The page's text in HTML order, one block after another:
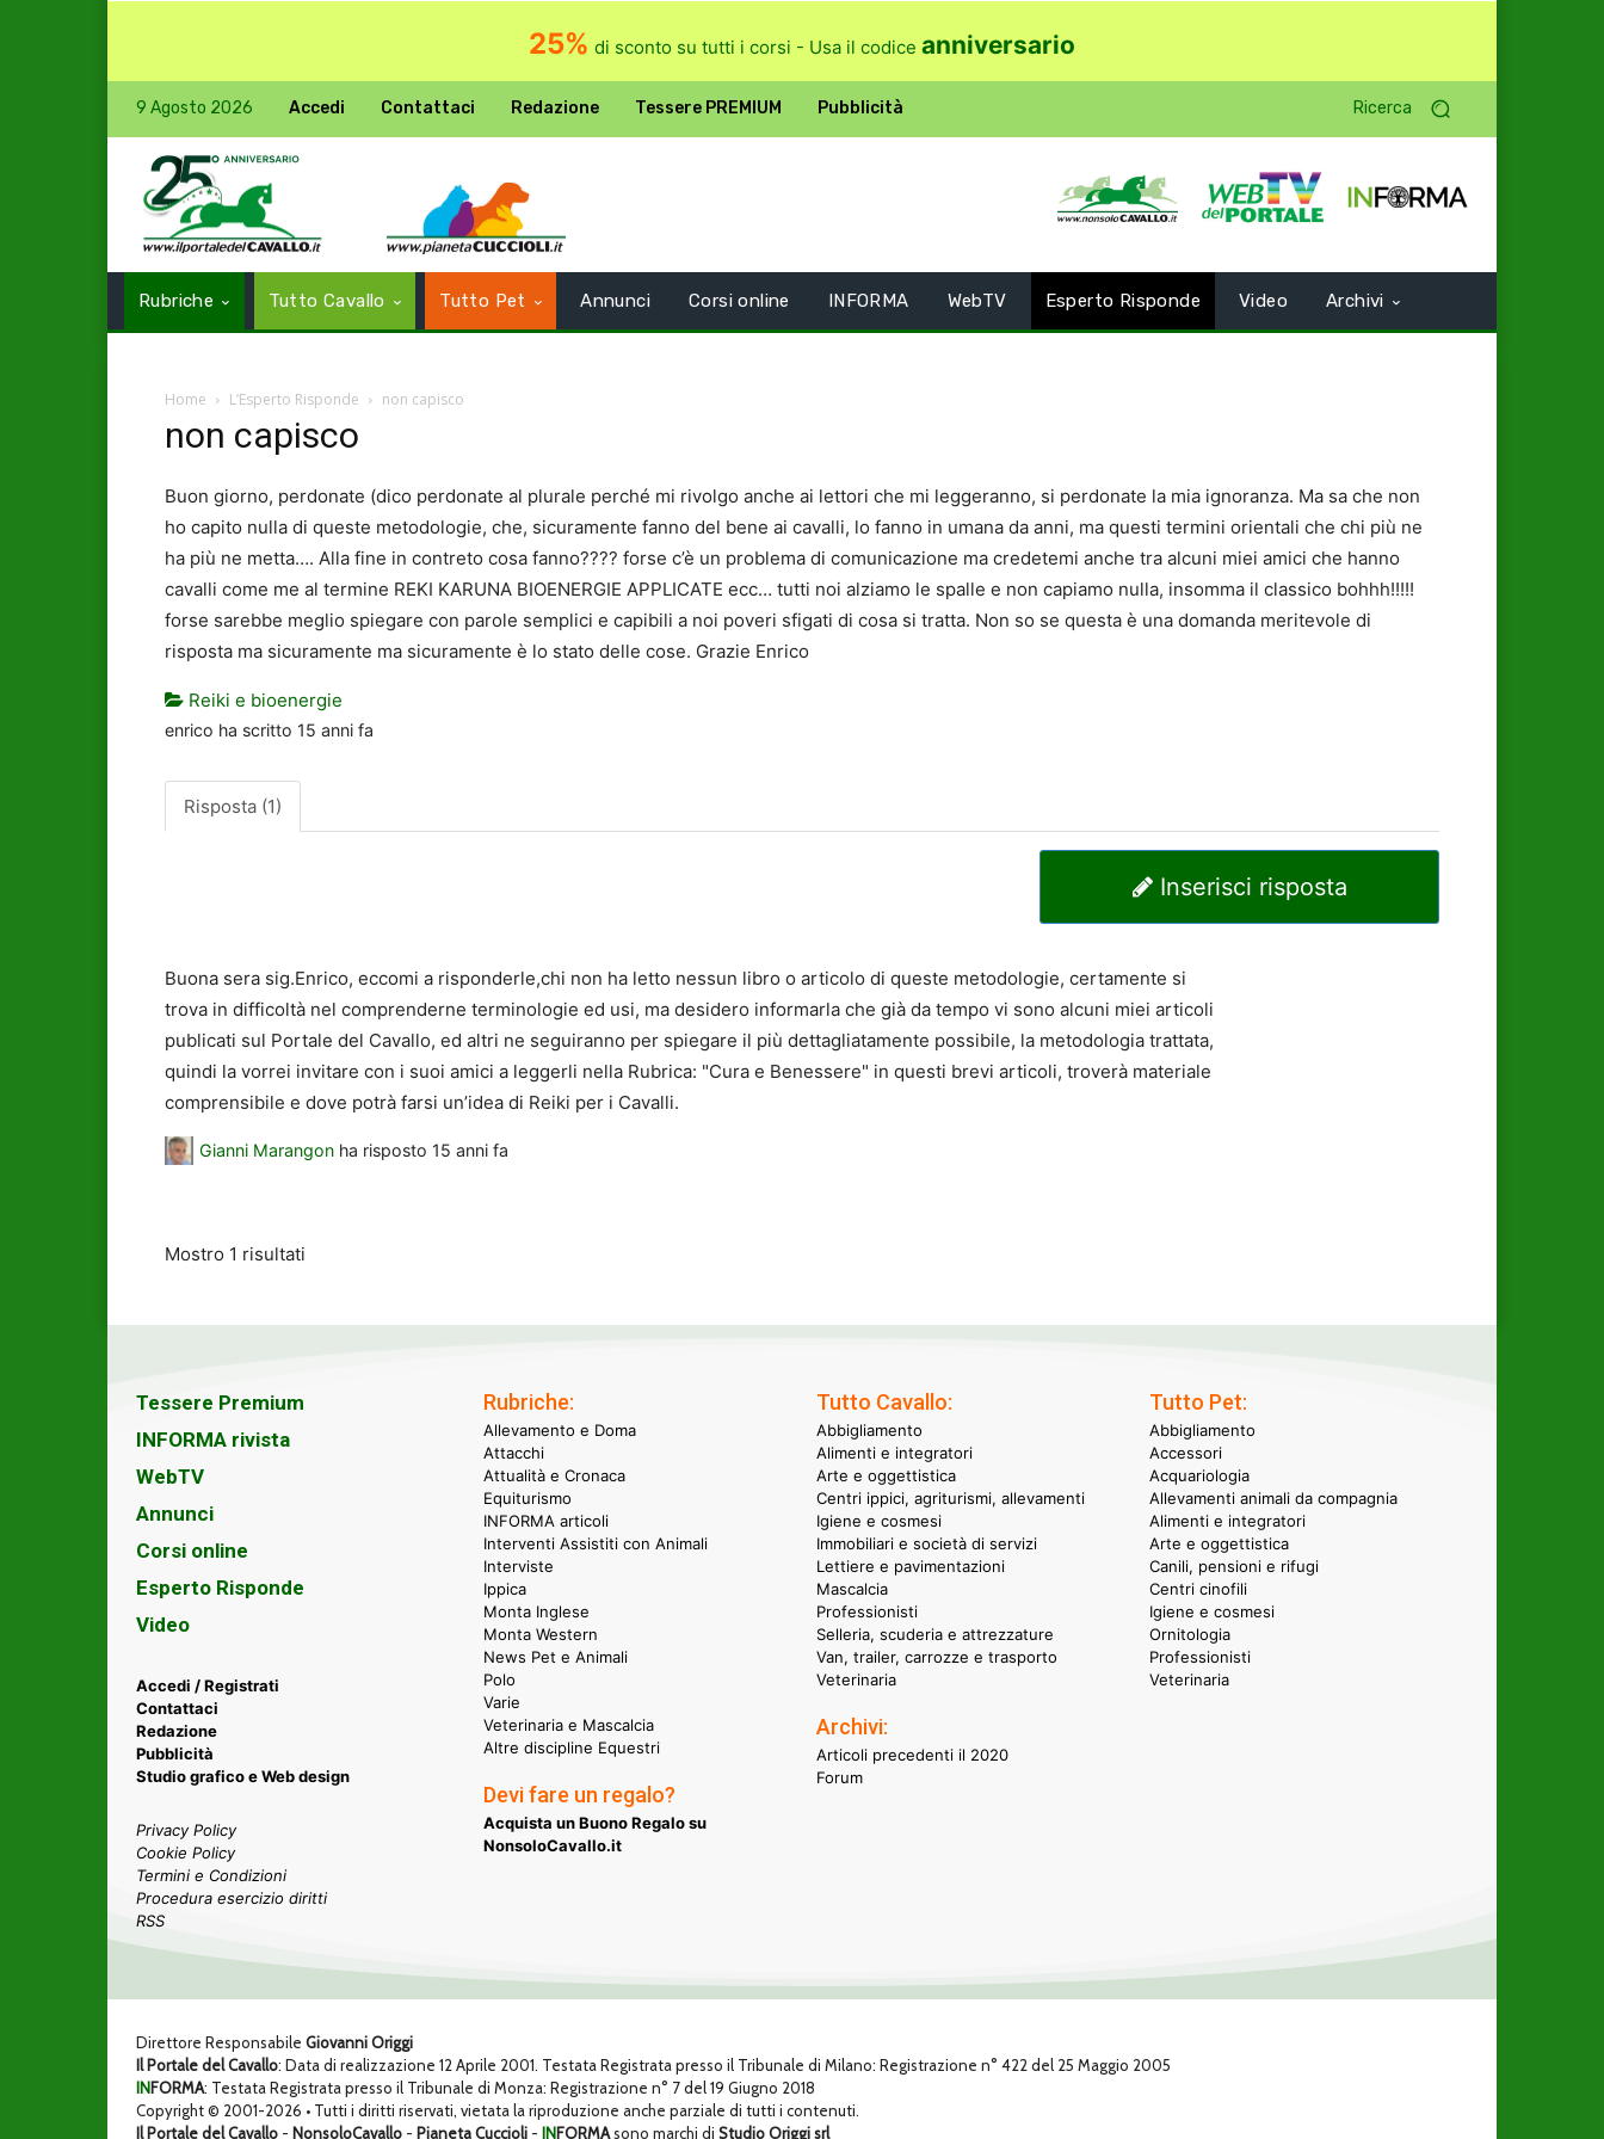
25% di sconto su tutti i corsi - Usa il codice anniversario
9 Agosto 2026 Accedi Contattaci Redazione Tessere PREMIUM Pubblicità Ricerca
Rubriche Tutto Cavallo Tutto Pet Annunci Corsi online INFORMA WebTV Esperto Risponde Video Archivi
Home L’Esperto Risponde non capisco
non capisco
Buon giorno, perdonate (dico perdonate al plurale perché mi rivolgo anche ai lettori che mi leggeranno, si perdonate la mia ignoranza. Ma sa che non
ho capito nulla di queste metodologie, che, sicuramente fanno del bene ai cavalli, lo fanno in umana da anni, ma questi termini orientali che chi più ne
ha più ne metta…. Alla fine in contreto cosa fanno???? forse c’è un problema di comunicazione ma credetemi anche tra alcuni miei amici che hanno
cavalli come me al termine REKI KARUNA BIOENERGIE APPLICATE ecc… tutti noi alziamo le spalle e non capiamo nulla, insomma il classico bohhh!!!!!
forse sarebbe meglio spiegare con parole semplici e capibili a noi poveri sfigati di cosa si tratta. Non so se questa è una domanda meritevole di
risposta ma sicuramente ma sicuramente è lo stato delle cose. Grazie Enrico
Reiki e bioenergie
enrico ha scritto 15 anni fa
Risposta (1)
Inserisci risposta
Buona sera sig.Enrico, eccomi a risponderle,chi non ha letto nessun libro o articolo di queste metodologie, certamente si
trova in difficoltà nel comprenderne terminologie ed usi, ma desidero informarla che già da tempo vi sono alcuni miei articoli
publicati sul Portale del Cavallo, ed altri ne seguiranno per spiegare il più dettagliatamente possibile, la metodologia trattata,
quindi la vorrei invitare con i suoi amici a leggerli nella Rubrica: "Cura e Benessere" in questi brevi articoli, troverà materiale
comprensibile e dove potrà farsi un’idea di Reiki per i Cavalli.
Gianni Marangon ha risposto 15 anni fa
Mostro 1 risultati
Tessere Premium
INFORMA rivista
WebTV
Annunci
Corsi online
Esperto Risponde
Video
Accedi / Registrati
Contattaci
Redazione
Pubblicità
Studio grafico e Web design
Privacy Policy
Cookie Policy
Termini e Condizioni
Procedura esercizio diritti
RSS
Rubriche:
Allevamento e Doma
Attacchi
Attualità e Cronaca
Equiturismo
INFORMA articoli
Interventi Assistiti con Animali
Interviste
Ippica
Monta Inglese
Monta Western
News Pet e Animali
Polo
Varie
Veterinaria e Mascalcia
Altre discipline Equestri
Devi fare un regalo?
Acquista un Buono Regalo su
NonsoloCavallo.it
Tutto Cavallo:
Abbigliamento
Alimenti e integratori
Arte e oggettistica
Centri ippici, agriturismi, allevamenti
Igiene e cosmesi
Immobiliari e società di servizi
Lettiere e pavimentazioni
Mascalcia
Professionisti
Selleria, scuderia e attrezzature
Van, trailer, carrozze e trasporto
Veterinaria
Archivi:
Articoli precedenti il 2020
Forum
Tutto Pet:
Abbigliamento
Accessori
Acquariologia
Allevamenti animali da compagnia
Alimenti e integratori
Arte e oggettistica
Canili, pensioni e rifugi
Centri cinofili
Igiene e cosmesi
Ornitologia
Professionisti
Veterinaria
Direttore Responsabile Giovanni Origgi
Il Portale del Cavallo: Data di realizzazione 12 Aprile 2001. Testata Registrata presso il Tribunale di Milano: Registrazione n° 422 del 25 Maggio 2005
INFORMA: Testata Registrata presso il Tribunale di Monza: Registrazione n° 7 del 19 Giugno 2018
Copyright © 2001-2026 • Tutti i diritti riservati, vietata la riproduzione anche parziale di tutti i contenuti.
Il Portale del Cavallo - NonsoloCavallo - Pianeta Cuccioli - INFORMAsono marchi di Studio Origgi srl